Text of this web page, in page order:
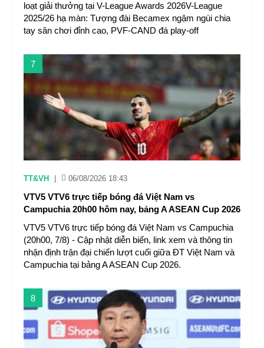
loạt giải thưởng tại V-League Awards 2026V-League
2025/26 hạ màn: Tượng đài Becamex ngậm ngùi chia
tay sân chơi đỉnh cao, PVF-CAND đá play-off
7
TT&VH 06/08/2026 18:43
VTV5 VTV6 trực tiếp bóng đá Việt Nam vs
Campuchia 20h00 hôm nay, bảng A ASEAN Cup 2026
VTV5 VTV6 trực tiếp bóng đá Việt Nam vs Campuchia
(20h00, 7/8) - Cập nhật diễn biến, link xem và thông tin
nhận định trận đại chiến lượt cuối giữa ĐT Việt Nam và
Campuchia tại bảng A ASEAN Cup 2026.
8